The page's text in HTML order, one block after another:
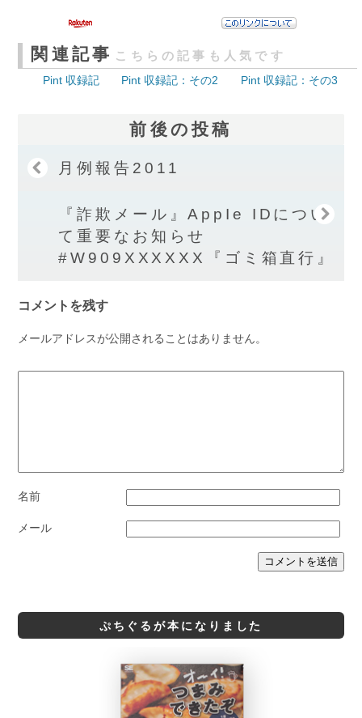
関連記事 こちらの記事も人気です
Pint 収録記
Pint 収録記：その2 Pint 収録記：その3
前後の投稿
月例報告2011
『詐欺メール』АррΙе ΙDについ
て重要なお知らせ
#W909XXXXXX『ゴミ箱直行』
コメントを残す
メールアドレスが公開されることはありません。
名前
メール
ぷちぐるが本になりました